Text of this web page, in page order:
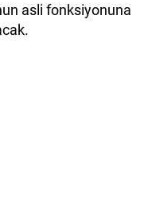
asli fonksiyonuna